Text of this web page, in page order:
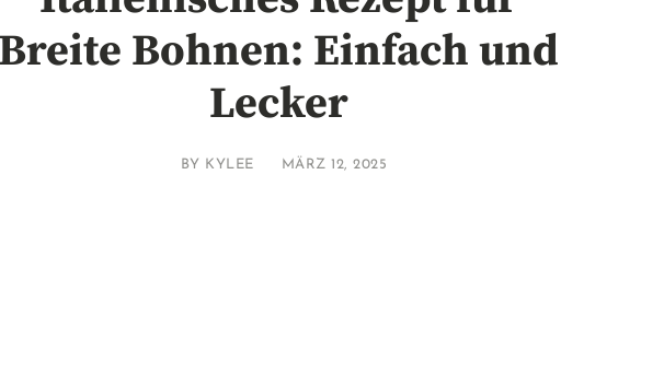
Breite Bohnen: Einfach und
Lecker
BY KYLEE MÄRZ 12, 2025